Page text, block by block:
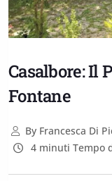
Casalbore: Il
Fontane
ByFrancesca Di
4 minuti Tempo